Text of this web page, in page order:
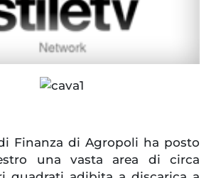
Finanza di Agropoli ha posto
una vasta area di circa